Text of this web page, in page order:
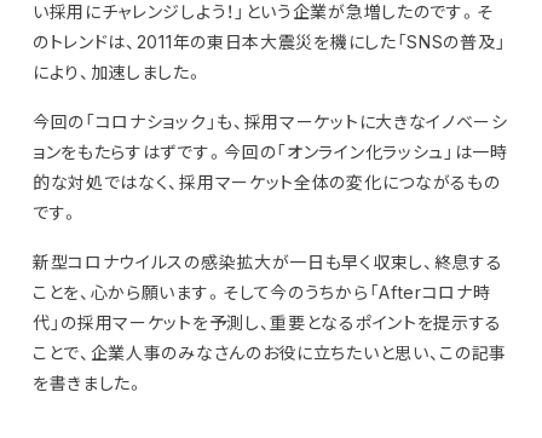
い採用にチャレンジしよう！」という企業が急増したのです。そ
のトレンドは、2011年の東日本大震災を機にした「SNSの普及」
により、加速しました。
今回の「コロナショック」も、採用マーケットに大きなイノベーシ
ョンをもたらすはずです。今回の「オンライン化ラッシュ」は一時
的な対処ではなく、採用マーケット全体の変化につながるもの
です。
新型コロナウイルスの感染拡大が一日も早く収束し、終息する
ことを、心から願います。そして今のうちから「Afterコロナ時
代」の採用マーケットを予測し、重要となるポイントを提示する
ことで、企業人事のみなさんのお役に立ちたいと思い、この記事
を書きました。